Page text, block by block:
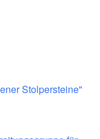
Stolpersteine"